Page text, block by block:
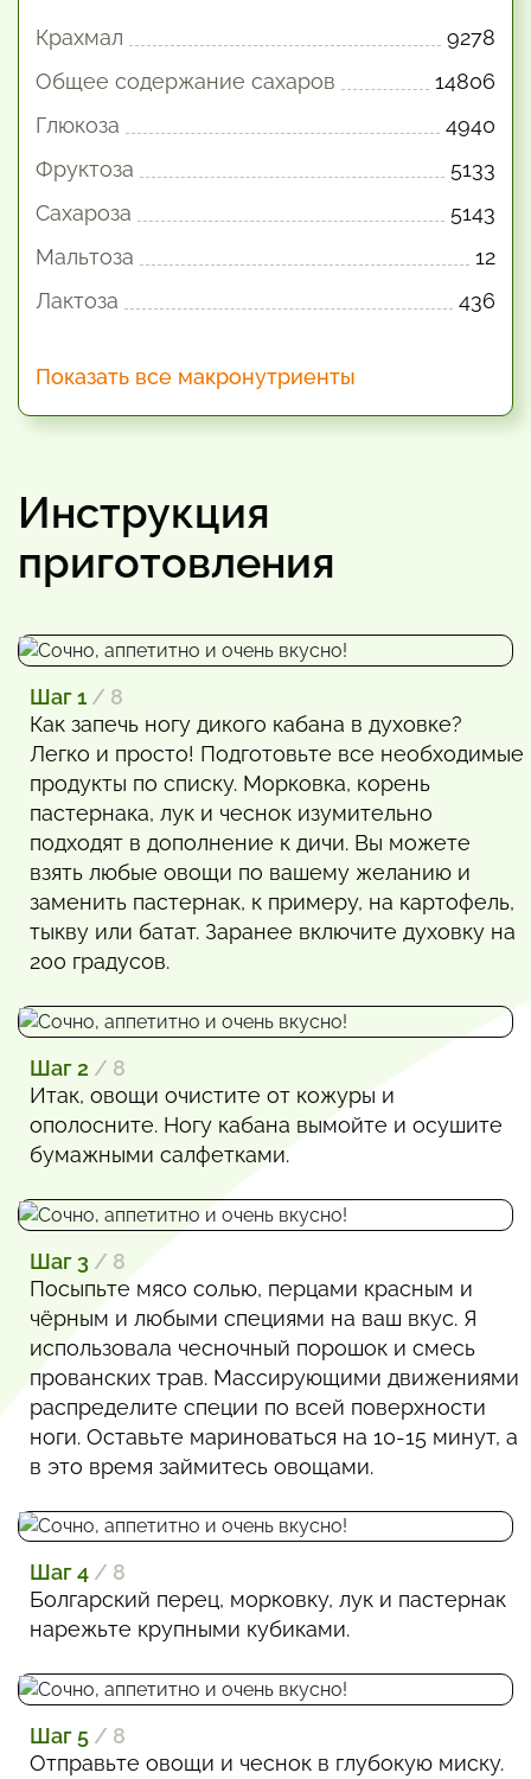
Крахмал
9278
Общее содержание сахаров
14806
Глюкоза
4940
Фруктоза
5133
Сахароза
5143
Мальтоза
12
Лактоза
436
Показать все макронутриенты
Инструкция
приготовления
Шаг 1 / 8
Как запечь ногу дикого кабана в духовке?
Легко и просто! Подготовьте все необходимые
продукты по списку. Морковка, корень
пастернака, лук и чеснок изумительно
подходят в дополнение к дичи. Вы можете
взять любые овощи по вашему желанию и
заменить пастернак, к примеру, на картофель,
тыкву или батат. Заранее включите духовку на
200 градусов.
Шаг 2 / 8
Итак, овощи очистите от кожуры и
ополосните. Ногу кабана вымойте и осушите
бумажными салфетками.
Шаг 3 / 8
Посыпьте мясо солью, перцами красным и
чёрным и любыми специями на ваш вкус. Я
использовала чесночный порошок и смесь
прованских трав. Массирующими движениями
распределите специи по всей поверхности
ноги. Оставьте мариноваться на 10-15 минут, а
в это время займитесь овощами.
Шаг 4 / 8
Болгарский перец, морковку, лук и пастернак
нарежьте крупными кубиками.
Шаг 5 / 8
Отправьте овощи и чеснок в глубокую миску.